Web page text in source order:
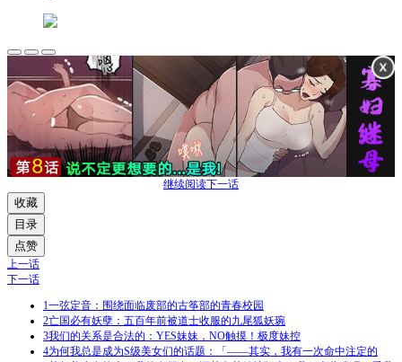
继续阅读下一话
收藏
目录
点赞
上一话
下一话
1一弦定音：围绕面临废部的古筝部的青春校园
2亡国必有妖孽：五百年前被道士收服的九尾狐妖琬
3我们的关系是合法的：YES妹妹，NO触摸！极度妹控
4为何我总是成为S级美女们的话题：「——其实，我有一次命中注定的